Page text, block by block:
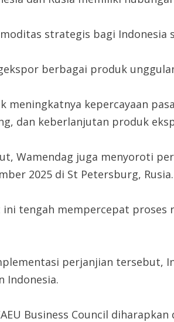
strategis bagi
berbagai produk
meningkatnya kepercayaan
dan keberlanjutan produk
Wamendag juga menyoroti
2025 di St Petersburg, Rusia.
ini tengah mempercepat
perjanjian tersebut,
Indonesia.
Business Council